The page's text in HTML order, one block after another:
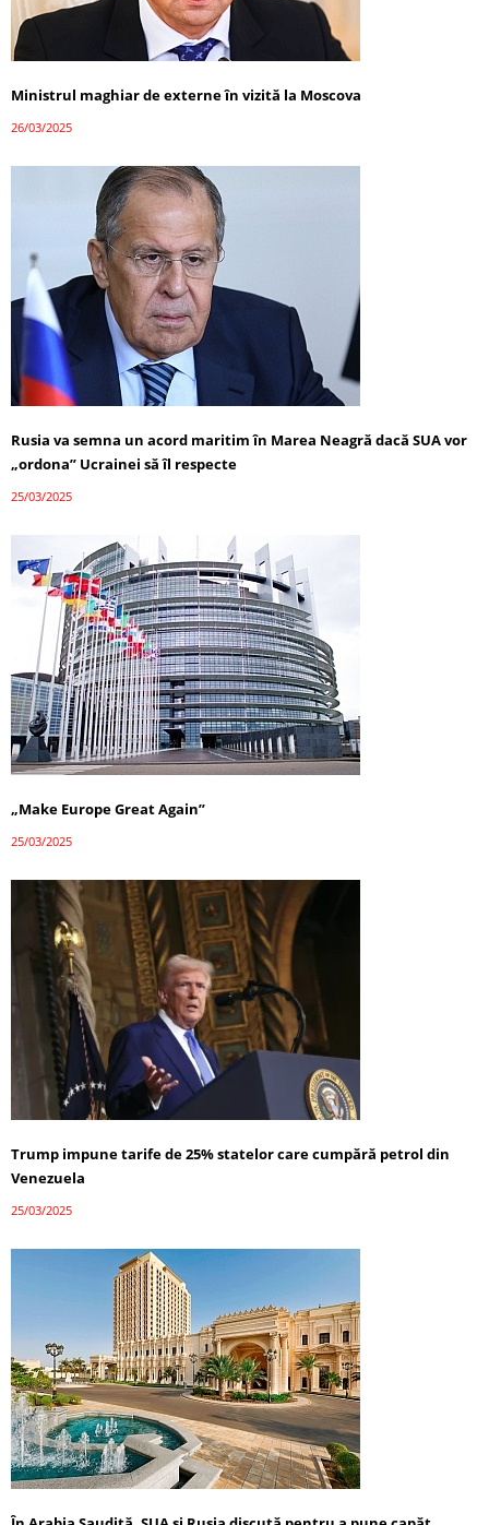
Ministrul maghiar de externe în vizită la Moscova
26/03/2025
Rusia va semna un acord maritim în Marea Neagră dacă SUA vor
„ordona” Ucrainei să îl respecte
25/03/2025
„Make Europe Great Again”
25/03/2025
Trump impune tarife de 25% statelor care cumpără petrol din
Venezuela
25/03/2025